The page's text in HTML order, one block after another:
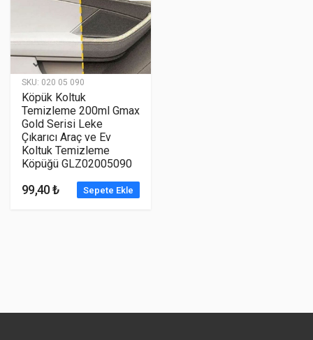
SKU: 020 05 090
Köpük Koltuk
Temizleme 200ml Gmax
Gold Serisi Leke
Çıkarıcı Araç ve Ev
Koltuk Temizleme
Köpüğü GLZ02005090
99,40 ₺ Sepete Ekle